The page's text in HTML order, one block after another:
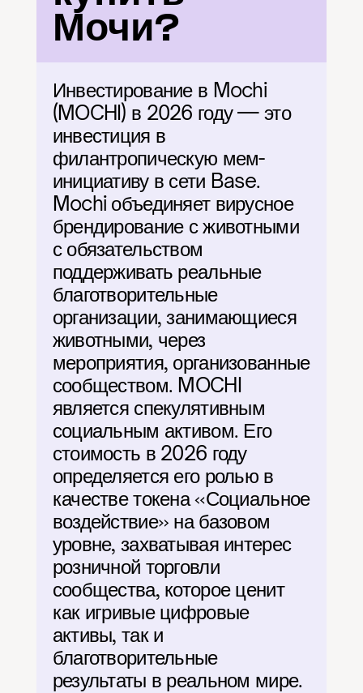
Мочи?
Инвестирование в Mochi
(MOCHI) в 2026 году — это
инвестиция в
филантропическую мем-
инициативу в сети Base.
Mochi объединяет вирусное
брендирование с животными
с обязательством
поддерживать реальные
благотворительные
организации, занимающиеся
животными, через
мероприятия, организованные
сообществом. MOCHI
является спекулятивным
социальным активом. Его
стоимость в 2026 году
определяется его ролью в
качестве токена «Социальное
воздействие» на базовом
уровне, захватывая интерес
розничной торговли
сообщества, которое ценит
как игривые цифровые
активы, так и
благотворительные
результаты в реальном мире.